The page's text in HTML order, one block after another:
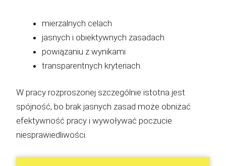
mierzalnych celach
jasnych i obiektywnych zasadach
powiązaniu z wynikami
transparentnych kryteriach.
W pracy rozproszonej szczególnie istotna jest
spójność, bo brak jasnych zasad może obniżać
efektywność pracy i wywoływać poczucie
niesprawiedliwości.